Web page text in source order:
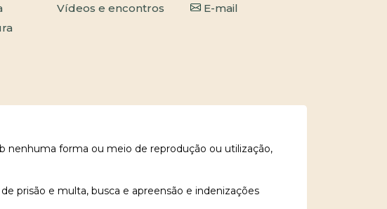
Vídeos e encontros
E-mail
nenhuma forma ou meio de reprodução ou utilização,
prisão e multa, busca e apreensão e indenizações